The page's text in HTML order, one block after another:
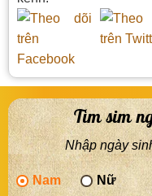
Tìm sim
Nhập ngày
Nam Nữ